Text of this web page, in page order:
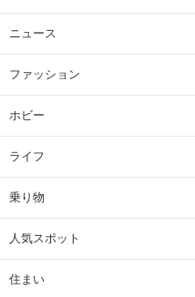
ニュース
ファッション
ホビー
ライフ
乗り物
人気スポット
住まい